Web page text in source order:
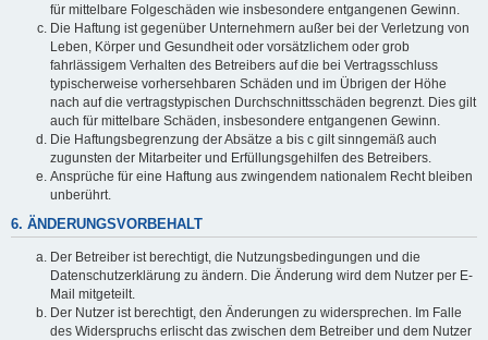
für mittelbare Folgeschäden wie insbesondere entgangenen Gewinn.
Die Haftung ist gegenüber Unternehmern außer bei der Verletzung von
Leben, Körper und Gesundheit oder vorsätzlichem oder grob
fahrlässigem Verhalten des Betreibers auf die bei Vertragsschluss
typischerweise vorhersehbaren Schäden und im Übrigen der Höhe
nach auf die vertragstypischen Durchschnittsschäden begrenzt. Dies gilt
auch für mittelbare Schäden, insbesondere entgangenen Gewinn.
Die Haftungsbegrenzung der Absätze a bis c gilt sinngemäß auch
zugunsten der Mitarbeiter und Erfüllungsgehilfen des Betreibers.
Ansprüche für eine Haftung aus zwingendem nationalem Recht bleiben
unberührt.
6. ÄNDERUNGSVORBEHALT
Der Betreiber ist berechtigt, die Nutzungsbedingungen und die
Datenschutzerklärung zu ändern. Die Änderung wird dem Nutzer per E-
Mail mitgeteilt.
Der Nutzer ist berechtigt, den Änderungen zu widersprechen. Im Falle
des Widerspruchs erlischt das zwischen dem Betreiber und dem Nutzer